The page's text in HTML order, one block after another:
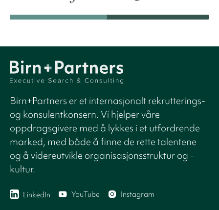
Birn+Partners er et internasjonalt rekrutterings-
og konsulentkonsern. Vi hjelper våre
oppdragsgivere med å lykkes i et utfordrende
marked, med både å finne de rette talentene
og å videreutvikle organisasjonsstruktur og -
kultur.
LinkedIn YouTube Instagram